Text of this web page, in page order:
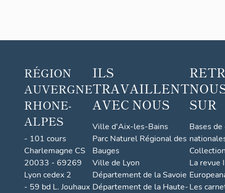
RÉGION
AUVERGNE
RHONE-
ALPES
- 101 cours
Charlemagne CS
20033 - 69269
Lyon cedex 2
- 59 bd L. Jouhaux
ILS
TRAVAILLENT
AVEC NOUS
Ville d'Aix-les-Bains
Parc Naturel Régional des
Bauges
Ville de Lyon
Département de la Savoie
Département de la Haute-
SUR
Bases
La revue
Les